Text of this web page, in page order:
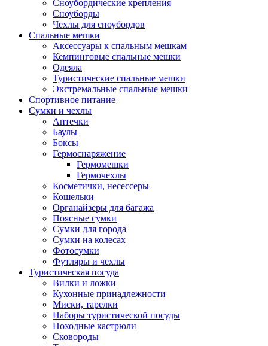
Сноубордические крепления
Сноуборды
Чехлы для сноубордов
Спальные мешки
Аксессуары к спальным мешкам
Кемпинговые спальные мешки
Одеяла
Туристические спальные мешки
Экстремальные спальные мешки
Спортивное питание
Сумки и чехлы
Аптечки
Баулы
Боксы
Гермоснаряжение
Гермомешки
Гермочехлы
Косметички, несессеры
Кошельки
Органайзеры для багажа
Поясные сумки
Сумки для города
Сумки на колесах
Фотосумки
Футляры и чехлы
Туристическая посуда
Вилки и ложки
Кухонные принадлежности
Миски, тарелки
Наборы туристической посуды
Походные кастрюли
Сковороды